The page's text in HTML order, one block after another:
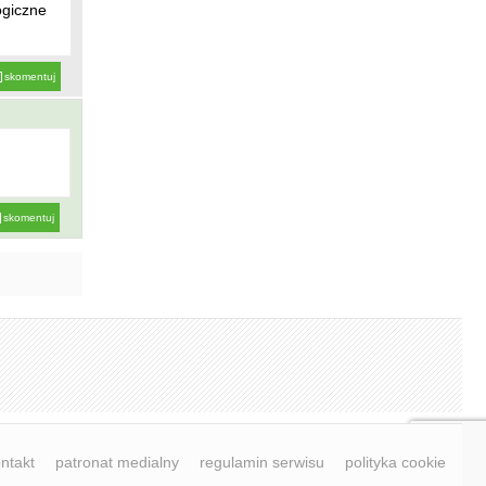
skomentuj
skomentuj
patronat medialny regulamin serwisu polityka cookie